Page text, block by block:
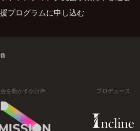
プログラムに申し込む
を動かすかけ声 プロデュース